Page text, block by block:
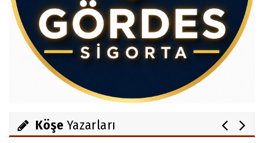
Köşe Yazarları
Av.Cenap GÜVEN
Gördesli Şair Alim Atay
Ahmet İNCE